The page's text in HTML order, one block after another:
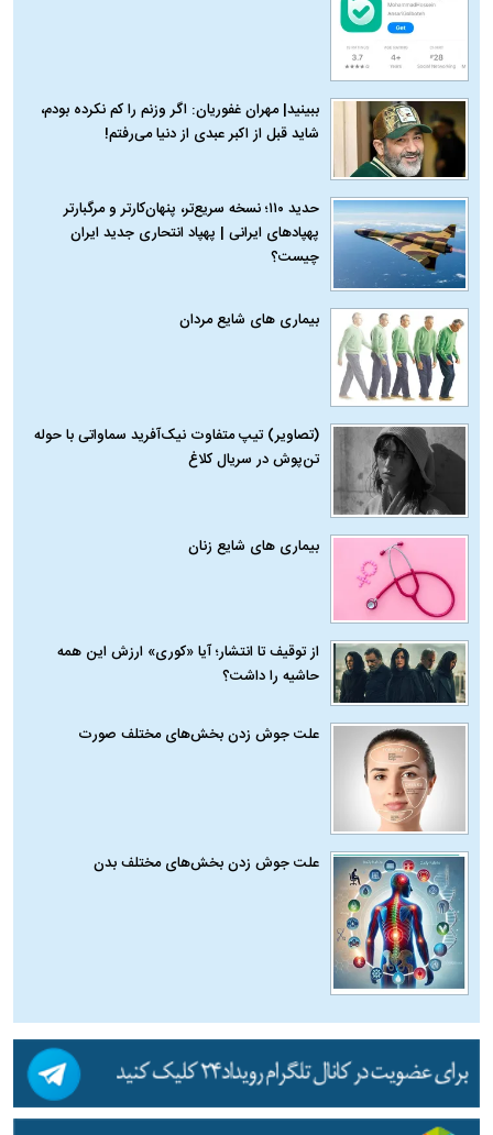
ببینید| مهران غفوریان: اگر وزنم را کم نکرده بودم،
شاید قبل از اکبر عبدی از دنیا می‌رفتم!
حدید ۱۱۰؛ نسخه سریع‌تر، پنهان‌کارتر و مرگبارتر
پهپادهای ایرانی | پهپاد انتحاری جدید ایران
چیست؟
بیماری‌ های شایع مردان
(تصاویر) تیپ متفاوت نیک‌آفرید سماواتی با حوله
تن‌پوش در سریال کلاغ
بیماری‌ های شایع زنان
از توقیف تا انتشار؛ آیا «کوری» ارزش این همه
حاشیه را داشت؟
علت جوش زدن بخش‌های مختلف صورت
علت جوش زدن بخش‌های مختلف بدن